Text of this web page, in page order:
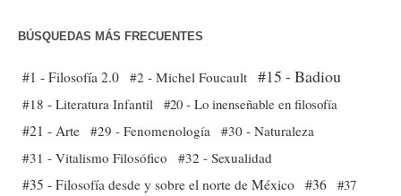
BÚSQUEDAS MÁS FRECUENTES
#1 - Filosofía 2.0 #2 - Michel Foucault #15 - Badiou
#18 - Literatura Infantil #20 - Lo inenseñable en filosofía
#21 - Arte #29 - Fenomenología #30 - Naturaleza
#31 - Vitalismo Filosófico
#32 - Sexualidad
#35 - Filosofía desde y sobre el norte de México #36 #37